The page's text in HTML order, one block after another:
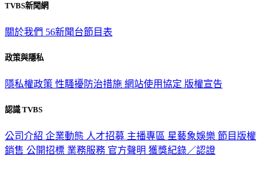
TVBS新聞網
關於我們 56新聞台節目表
政策與隱私
隱私權政策 性騷擾防治措施 網站使用協定 版權宣告
認識 TVBS
公司介紹 企業動態 人才招募 主播專區 星藝象娛樂 節目版權
銷售 公開招標 業務服務 官方聲明 獲獎紀錄／認證